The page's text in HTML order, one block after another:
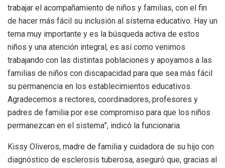
trabajar el acompañamiento de niños y familias, con el fin
de hacer más fácil su inclusión al sistema educativo. Hay un
tema muy importante y es la búsqueda activa de estos
niños y una atención integral, es así como venimos
trabajando con las distintas poblaciones y apoyamos a las
familias de niños con discapacidad para que sea más fácil
su permanencia en los establecimientos educativos.
Agradecemos a rectores, coordinadores, profesores y
padres de familia por ese compromiso para que los niños
permanezcan en el sistema”, indicó la funcionaria.
Kissy Oliveros, madre de familia y cuidadora de su hijo con
diagnóstico de esclerosis tuberosa, aseguró que, gracias al